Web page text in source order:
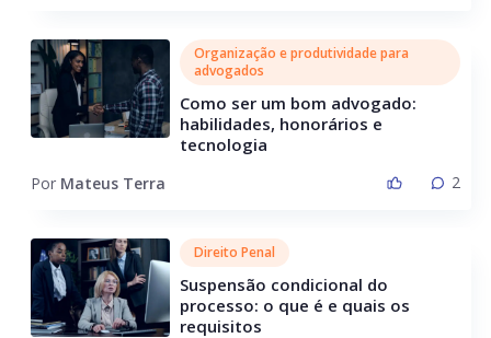
Organização e produtividade para
advogados
Como ser um bom advogado:
habilidades, honorários e
tecnologia
Por Mateus Terra 2
Direito Penal
Suspensão condicional do
processo: o que é e quais os
requisitos